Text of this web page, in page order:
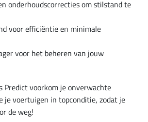
onderhoudscorrecties om stilstand te
voor efficiëntie en minimale
voor het beheren van jouw
Predict voorkom je onverwachte
je voertuigen in topconditie, zodat je
de weg!